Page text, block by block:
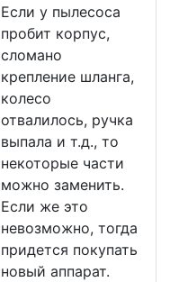
Если у пылесоса
пробит корпус,
сломано
крепление шланга,
колесо
отвалилось, ручка
выпала и т.д., то
некоторые части
можно заменить.
Если же это
невозможно, тогда
придется покупать
новый аппарат.